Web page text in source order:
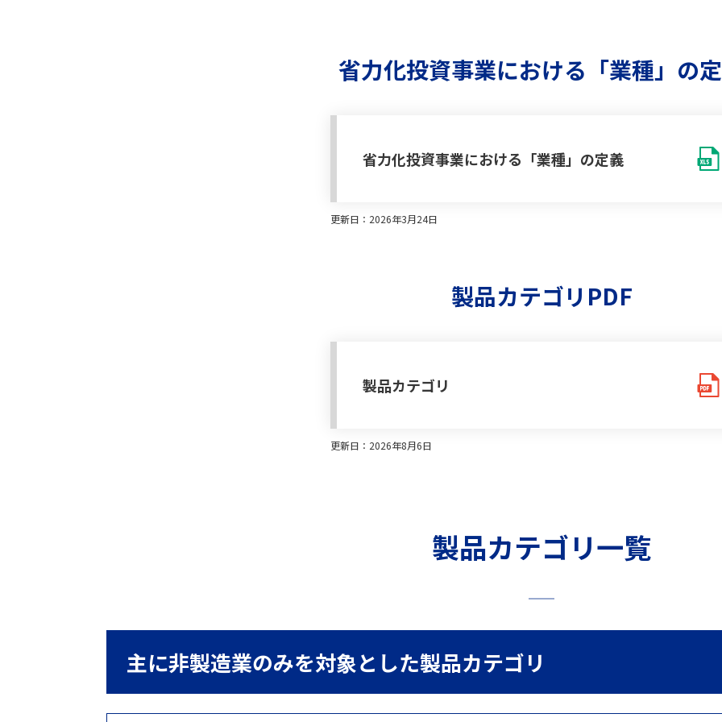
ワタナベフードソリューション株式会社「電界式スピード解凍庫」（省力化製品番号：PD-00002895）を追加しま
ワタナベフードソリューション株式会社「電界式スピード解凍庫」（省力化製品番号：PD-00002866）を追加しま
株式会社サンケイコーポレーション「自動裁断機」（省力化製品番号：PD-00002878）を追加しました。
省力化投資事業における 「業種」の
省力化投資事業における「業種」の定義
更新日：2026年3月24日
製品カテゴリPDF
製品カテゴリ
更新日：2026年8月6日
製品カテゴリ一覧
主に非製造業のみを対象とした製品カテゴリ